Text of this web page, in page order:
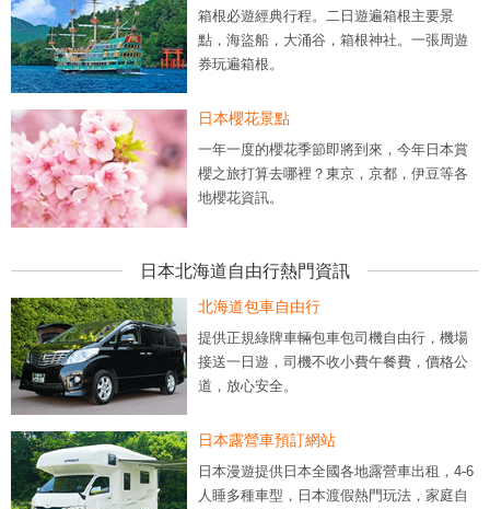
箱根必遊經典行程。二日遊遍箱根主要景
點，海盜船，大涌谷，箱根神社。一張周遊
券玩遍箱根。
日本櫻花景點
一年一度的櫻花季節即將到來，今年日本賞
櫻之旅打算去哪裡？東京，京都，伊豆等各
地櫻花資訊。
日本北海道自由行熱門資訊
北海道包車自由行
提供正規綠牌車輛包車包司機自由行，機場
接送一日遊，司機不收小費午餐費，價格公
道，放心安全。
日本露營車預訂網站
日本漫遊提供日本全國各地露營車出租，4-6
人睡多種車型，日本渡假熱門玩法，家庭自